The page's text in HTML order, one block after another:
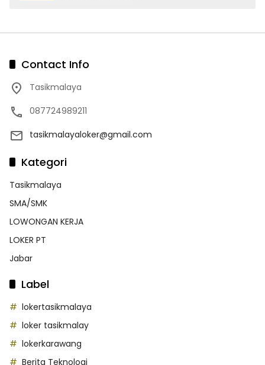
Contact Info
Tasikmalaya
087724989211
tasikmalayaloker@gmail.com
Kategori
Tasikmalaya
SMA/SMK
LOWONGAN KERJA
LOKER PT
Jabar
Label
lokertasikmalaya
loker tasikmalay
lokerkarawang
Berita Teknologi